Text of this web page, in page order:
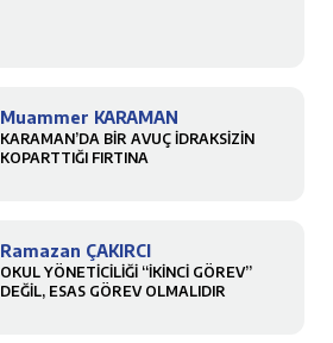
Muammer KARAMAN
KARAMAN’DA BİR AVUÇ İDRAKSİZİN
KOPARTTIĞI FIRTINA
Ramazan ÇAKIRCI
OKUL YÖNETİCİLİĞİ “İKİNCİ GÖREV”
DEĞİL, ESAS GÖREV OLMALIDIR